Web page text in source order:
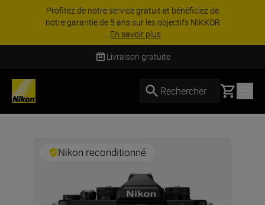
Profitez de notre service gratuit et bénéficiez de
notre garantie de 5 ans sur les objectifs NIKKOR
...En savoir plus
Livraison gratuite
Rechercher Basket
Nikon reconditionné